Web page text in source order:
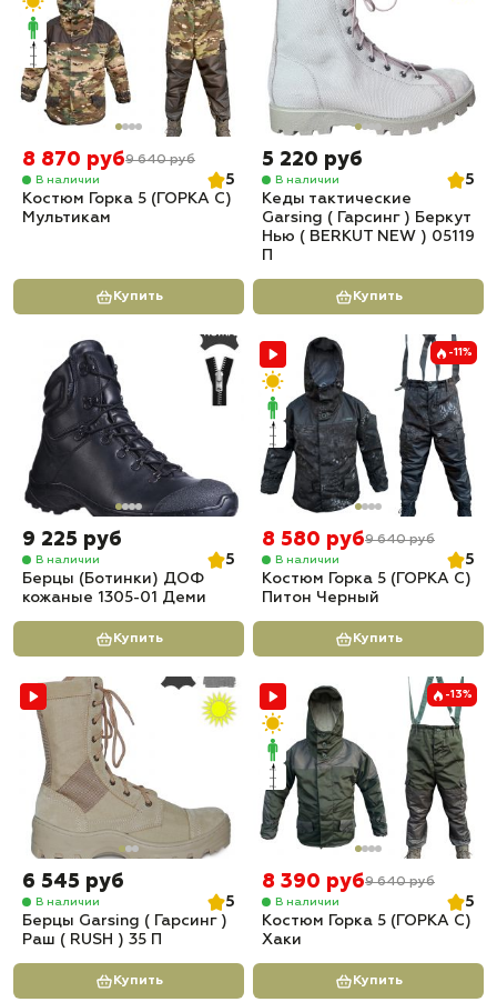
8 870 руб9 640 руб
В наличии
5
Костюм Горка 5 (ГОРКА С)
Мультикам
Купить
5 220 руб
В наличии
5
Кеды тактические
Garsing ( Гарсинг ) Беркут
Нью ( BERKUT NEW ) 05119
П
Купить
9 225 руб
В наличии
5
Берцы (Ботинки) ДОФ
кожаные 1305-01 Деми
Купить
-11%
8 580 руб9 640 руб
В наличии
5
Костюм Горка 5 (ГОРКА С)
Питон Черный
Купить
6 545 руб
В наличии
5
Берцы Garsing ( Гарсинг )
Раш ( RUSH ) 35 П
Купить
-13%
8 390 руб9 640 руб
В наличии
5
Костюм Горка 5 (ГОРКА С)
Хаки
Купить